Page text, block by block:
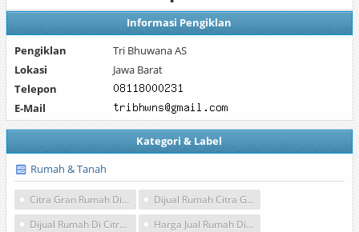
Informasi Pengiklan
Pengiklan
Tri Bhuwana AS
Lokasi
Jawa Barat
Telepon
E-Mail
Kategori & Label
Rumah & Tanah
Citra Gran Rumah Dijual
Dijual Rumah Citra Gran Cypress
Dijual Rumah Di Citra Gran Cibubur Cypres
Harga Jual Rumah Di Citra Gran Cibubur